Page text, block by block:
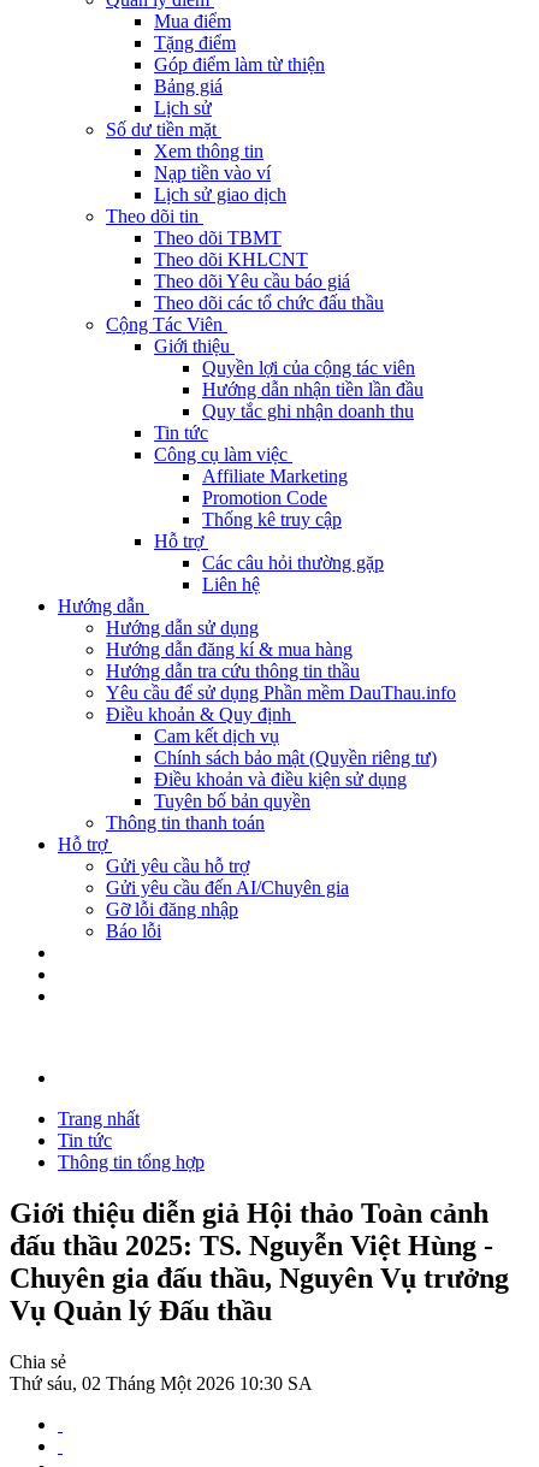
Mua điểm
Tặng điểm
Góp điểm làm từ thiện
Bảng giá
Lịch sử
Số dư tiền mặt
Xem thông tin
Nạp tiền vào ví
Lịch sử giao dịch
Theo dõi tin
Theo dõi TBMT
Theo dõi KHLCNT
Theo dõi Yêu cầu báo giá
Theo dõi các tổ chức đấu thầu
Cộng Tác Viên
Giới thiệu
Quyền lợi của cộng tác viên
Hướng dẫn nhận tiền lần đầu
Quy tắc ghi nhận doanh thu
Tin tức
Công cụ làm việc
Affiliate Marketing
Promotion Code
Thống kê truy cập
Hỗ trợ
Các câu hỏi thường gặp
Liên hệ
Hướng dẫn
Hướng dẫn sử dụng
Hướng dẫn đăng kí & mua hàng
Hướng dẫn tra cứu thông tin thầu
Yêu cầu để sử dụng Phần mềm DauThau.info
Điều khoản & Quy định
Cam kết dịch vụ
Chính sách bảo mật (Quyền riêng tư)
Điều khoản và điều kiện sử dụng
Tuyên bố bản quyền
Thông tin thanh toán
Hỗ trợ
Gửi yêu cầu hỗ trợ
Gửi yêu cầu đến AI/Chuyên gia
Gỡ lỗi đăng nhập
Báo lỗi
Trang nhất
Tin tức
Thông tin tổng hợp
Giới thiệu diễn giả Hội thảo Toàn cảnh
đấu thầu 2025: TS. Nguyễn Việt Hùng -
Chuyên gia đấu thầu, Nguyên Vụ trưởng
Vụ Quản lý Đấu thầu
Chia sẻ
Thứ sáu, 02 Tháng Một 2026 10:30 SA